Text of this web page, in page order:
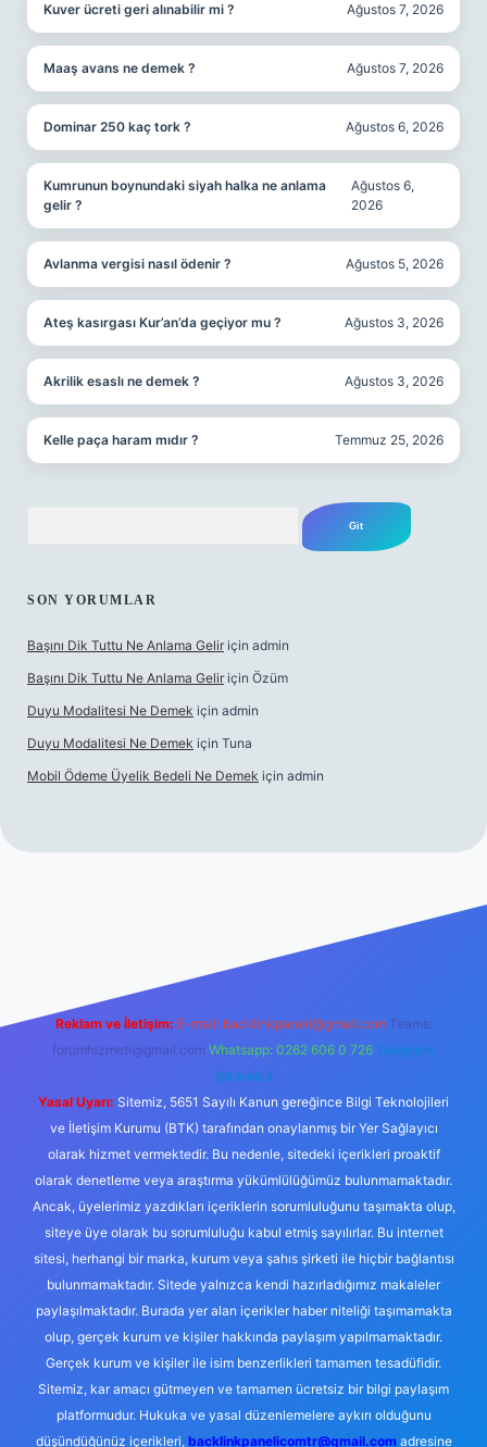
Kuver ücreti geri alınabilir mi ? Ağustos 7, 2026
Maaş avans ne demek ? Ağustos 7, 2026
Dominar 250 kaç tork ? Ağustos 6, 2026
Kumrunun boynundaki siyah halka ne anlama
gelir ?
Ağustos 6,
2026
Avlanma vergisi nasıl ödenir ? Ağustos 5, 2026
Ateş kasırgası Kur’an’da geçiyor mu ? Ağustos 3, 2026
Akrilik esaslı ne demek ? Ağustos 3, 2026
Kelle paça haram mıdır ? Temmuz 25, 2026
SON YORUMLAR
Başını Dik Tuttu Ne Anlama Gelir için admin
Başını Dik Tuttu Ne Anlama Gelir için Özüm
Duyu Modalitesi Ne Demek için admin
Duyu Modalitesi Ne Demek için Tuna
Mobil Ödeme Üyelik Bedeli Ne Demek için admin
Reklam ve İletişim: E-mail: backlinkpaneli@gmail.com Teams:
forumhizmeti@gmail.com Whatsapp: 0262 606 0 726 Telegram:
@karabul
Yasal Uyarı: Sitemiz, 5651 Sayılı Kanun gereğince Bilgi Teknolojileri
ve İletişim Kurumu (BTK) tarafından onaylanmış bir Yer Sağlayıcı
olarak hizmet vermektedir. Bu nedenle, sitedeki içerikleri proaktif
olarak denetleme veya araştırma yükümlülüğümüz bulunmamaktadır.
Ancak, üyelerimiz yazdıkları içeriklerin sorumluluğunu taşımakta olup,
siteye üye olarak bu sorumluluğu kabul etmiş sayılırlar. Bu internet
sitesi, herhangi bir marka, kurum veya şahıs şirketi ile hiçbir bağlantısı
bulunmamaktadır. Sitede yalnızca kendi hazırladığımız makaleler
paylaşılmaktadır. Burada yer alan içerikler haber niteliği taşımamakta
olup, gerçek kurum ve kişiler hakkında paylaşım yapılmamaktadır.
Gerçek kurum ve kişiler ile isim benzerlikleri tamamen tesadüfidir.
Sitemiz, kar amacı gütmeyen ve tamamen ücretsiz bir bilgi paylaşım
platformudur. Hukuka ve yasal düzenlemelere aykırı olduğunu
düşündüğünüz içerikleri, backlinkpanelicomtr@gmail.comadresine